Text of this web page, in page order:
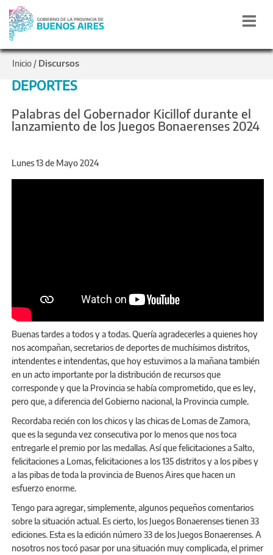
Inicio / Discursos
DEPORTES
Palabras del Gobernador Kicillof durante el
lanzamiento de los Juegos Bonaerenses 2024
Lunes 13 de Mayo 2024
Buenas tardes a todos y a todas. Quería agradecerles a quienes hoy
nos acompañan, secretarios de deportes de muchísimos distritos,
intendentes e intendentas, que hoy estuvimos a la mañana también
en un acto importante por la distribución de recursos que
corresponde y que la Provincia se había comprometido, que es ley,
pero que, a diferencia del Gobierno nacional, la Provincia cumple.
Recordaba recién con los chicos y las chicas de Lomas de Zamora,
que es la segunda vez consecutiva por lo menos que nos toca
entregarle el premio por las medallas. Así que felicitaciones a Salto,
felicitaciones a Lomas, felicitaciones a los 135 distritos y a los pibes y
a las pibas de toda la provincia de Buenos Aires que hacen un
esfuerzo enorme.
Tengo para agregar, simplemente, algunos pequeños comentarios
sobre la situación actual. Es cierto, los Juegos Bonaerenses tienen 33
ediciones. Esta es la edición número 33 de los Juegos Bonaerenses. A
nosotros nos tocó pasar por una situación muy complicada, el primer